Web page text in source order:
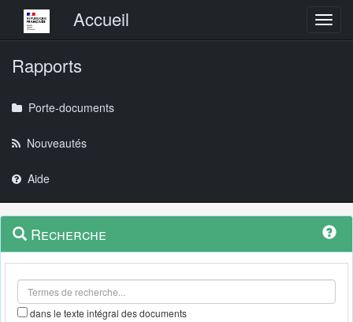
Menu principalAccueil
Rapports
Porte-documents
Nouveautés
Aide
Navigation
outils
Menu
contextuel
Recherche
dans le texte intégral des documents